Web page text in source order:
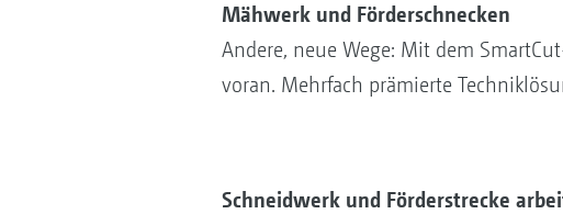
Mähwerk und Förderschnecken
Andere, neue Wege: Mit dem
voran. Mehrfach prämierte
Schneidwerk und Förderstrecke